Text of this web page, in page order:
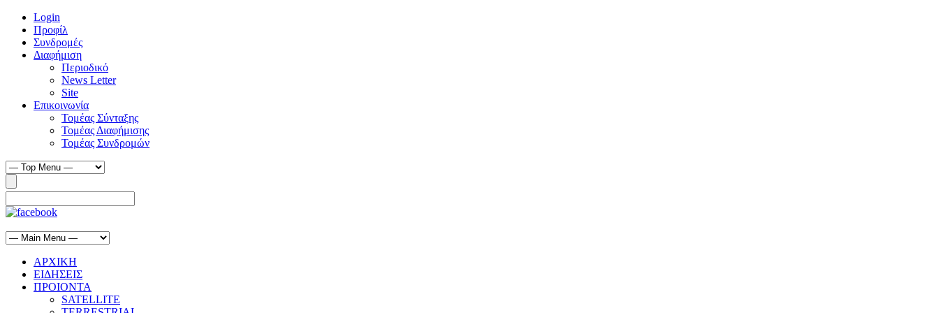
Login
Προφίλ
Συνδρομές
Διαφήμιση
Περιοδικό
News Letter
Site
Επικοινωνία
Τομέας Σύνταξης
Τομέας Διαφήμισης
Τομέας Συνδρομών
ΑΡΧΙΚΗ
ΕΙΔΗΣΕΙΣ
ΠΡΟΙΟΝΤΑ
SATELLITE